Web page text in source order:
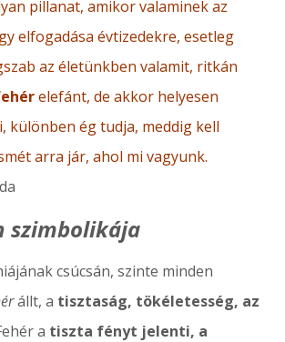
pillanat, amikor valaminek az
elfogadása évtizedekre, esetleg
az életünkben valamit, ritkán
elefánt, de akkor helyesen
különben ég tudja, meddig kell
arra jár, ahol mi vagyunk.
szimbolikája
csúcsán, szinte minden
állt, a tisztaság, tökéletesség, az
a tiszta fényt jelenti, a